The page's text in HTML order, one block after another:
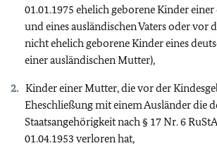
01.01.1975 ehelich geborene Kinder
und eines ausländischen Vaters oder vor
nicht ehelich geborene Kinder eines
einer ausländischen Mutter),
Kinder einer Mutter, die vor der
Eheschließung mit einem Ausländer die
Staatsangehörigkeit nach § 17 Nr. 6
01.04.1953 verloren hat,